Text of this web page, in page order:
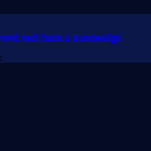
radi čuda u Bundesligi!